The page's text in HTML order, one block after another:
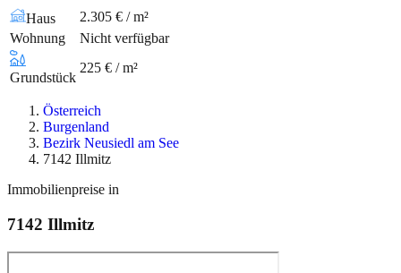
Haus
2.305 € / m²
Wohnung
Nicht verfügbar
Grundstück
225 € / m²
Österreich
Burgenland
Bezirk Neusiedl am See
7142 Illmitz
Immobilienpreise in
7142 Illmitz